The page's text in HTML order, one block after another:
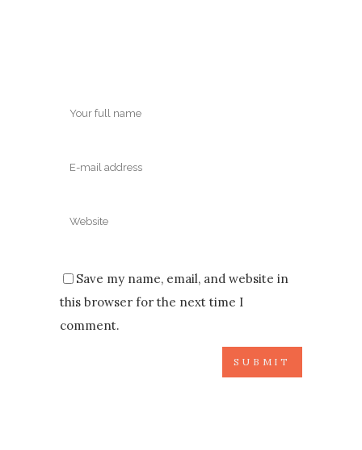
Save my name, email, and website in
this browser for the next time I
comment.